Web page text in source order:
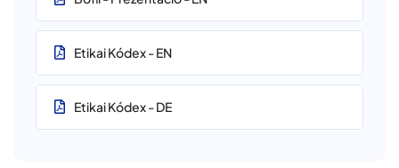
Etikai Kódex - EN
Etikai Kódex - DE